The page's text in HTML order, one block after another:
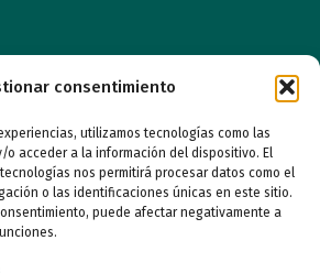
consentimiento
utilizamos tecnologías como las
o acceder a la información del dispositivo. El
nos permitirá procesar datos como el
o las identificaciones únicas en este sitio.
puede afectar negativamente a